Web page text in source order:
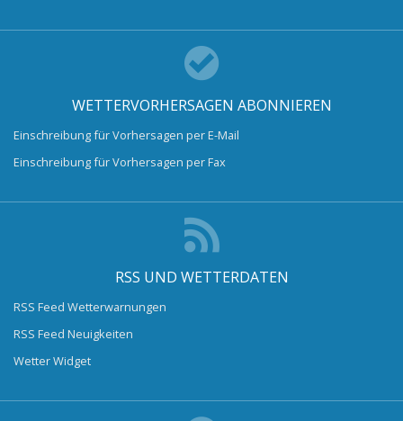
WETTERVORHERSAGEN ABONNIEREN
Einschreibung für Vorhersagen per E-Mail
Einschreibung für Vorhersagen per Fax
RSS UND WETTERDATEN
RSS Feed Wetterwarnungen
RSS Feed Neuigkeiten
Wetter Widget